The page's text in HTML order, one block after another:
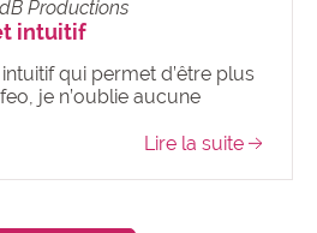
Productions
intuitif
intuitif qui permet d’être plus
je n’oublie aucune
Lire la suite